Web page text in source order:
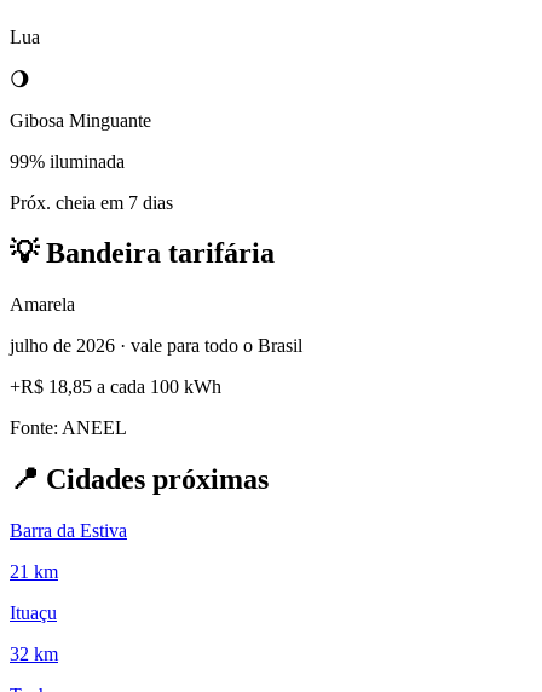
Lua
🌖
Gibosa Minguante
99% iluminada
Próx. cheia em 7 dias
💡Bandeira tarifária
Amarela
julho de 2026 · vale para todo o Brasil
+R$ 18,85 a cada 100 kWh
Fonte: ANEEL
📍 Cidades próximas
Barra da Estiva
21 km
Ituaçu
32 km